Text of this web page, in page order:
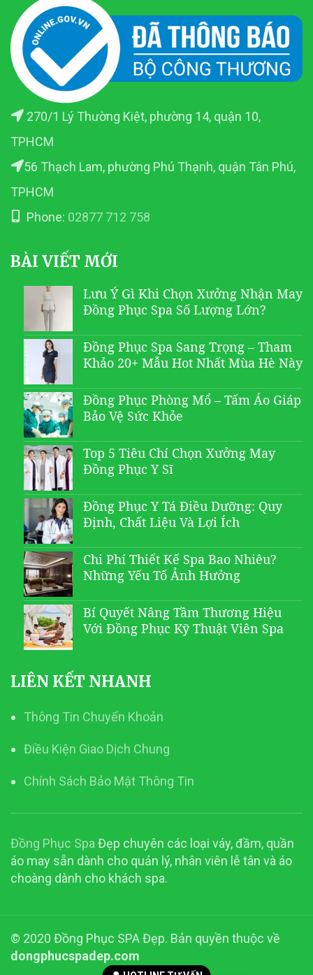
270/1 Lý Thường Kiệt, phường 14, quận 10,
TPHCM
56 Thạch Lam, phường Phú Thạnh, quận Tân Phú,
TPHCM
Phone: 02877 712 758
BÀI VIẾT MỚI
Lưu Ý Gì Khi Chọn Xưởng Nhận May
Đồng Phục Spa Số Lượng Lớn?
Đồng Phục Spa Sang Trọng – Tham
Khảo 20+ Mẫu Hot Nhất Mùa Hè Này
Đồng Phục Phòng Mổ – Tấm Áo Giáp
Bảo Vệ Sức Khỏe
Top 5 Tiêu Chí Chọn Xưởng May
Đồng Phục Y Sĩ
Đồng Phục Y Tá Điều Dưỡng: Quy
Định, Chất Liệu Và Lợi Ích
Chi Phí Thiết Kế Spa Bao Nhiêu?
Những Yếu Tố Ảnh Hưởng
Bí Quyết Nâng Tầm Thương Hiệu
Với Đồng Phục Kỹ Thuật Viên Spa
LIÊN KẾT NHANH
Thông Tin Chuyển Khoản
Điều Kiện Giao Dịch Chung
Chính Sách Bảo Mật Thông Tin
Đồng Phục Spa Đẹp chuyên các loại váy, đầm, quần
áo may sẵn dành cho quản lý, nhân viên lễ tân và áo
choàng dành cho khách spa.
© 2020 Đồng Phục SPA Đẹp. Bản quyền thuộc về
dongphucspadep.com